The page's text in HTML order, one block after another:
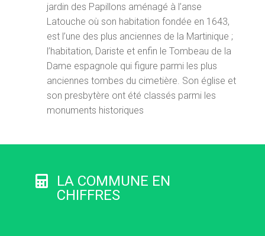
jardin des Papillons aménagé à l’anse
Latouche où son habitation fondée en 1643,
est l’une des plus anciennes de la Martinique ;
l’habitation, Dariste et enfin le Tombeau de la
Dame espagnole qui figure parmi les plus
anciennes tombes du cimetière. Son église et
son presbytère ont été classés parmi les
monuments historiques
LA COMMUNE EN
CHIFFRES